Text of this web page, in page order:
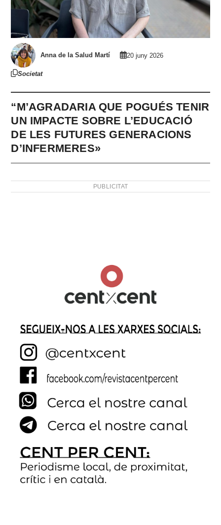
Anna de la Salud Martí 20 juny 2026
Societat
“M’AGRADARIA QUE POGUÉS TENIR
UN IMPACTE SOBRE L’EDUCACIÓ
DE LES FUTURES GENERACIONS
D’INFERMERES»
PUBLICITAT